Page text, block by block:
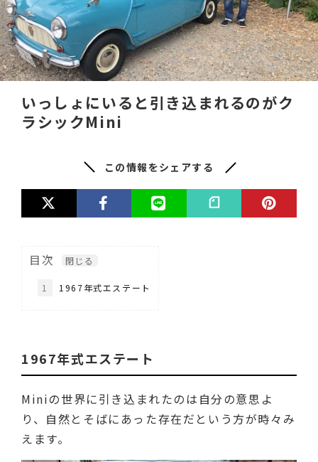
いっしょにいると引き込まれるのがク
ラシックMini
この情報をシェアする
目次
1 1967年式エステート
1967年式エステート
Miniの世界に引き込まれたのは自分の意思よ
り、自然とそばにあった存在だという方が時々み
えます。